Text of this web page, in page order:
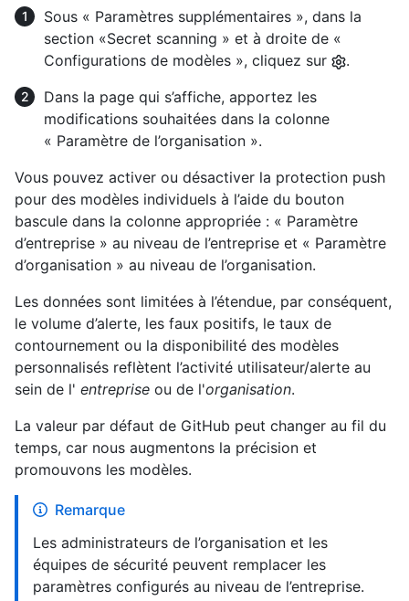
Sous « Paramètres supplémentaires », dans la
section «Secret scanning » et à droite de «
Configurations de modèles », cliquez sur
.
Dans la page qui s’affiche, apportez les
modifications souhaitées dans la colonne
« Paramètre de l’organisation ».
Vous pouvez activer ou désactiver la protection push
pour des modèles individuels à l’aide du bouton
bascule dans la colonne appropriée : « Paramètre
d’entreprise » au niveau de l’entreprise et « Paramètre
d’organisation » au niveau de l’organisation.
Les données sont limitées à l’étendue, par conséquent,
le volume d’alerte, les faux positifs, le taux de
contournement ou la disponibilité des modèles
personnalisés reflètent l’activité utilisateur/alerte au
sein de l' entreprise ou de l'organisation.
La valeur par défaut de GitHub peut changer au fil du
temps, car nous augmentons la précision et
promouvons les modèles.
Remarque
Les administrateurs de l’organisation et les
équipes de sécurité peuvent remplacer les
paramètres configurés au niveau de l’entreprise.